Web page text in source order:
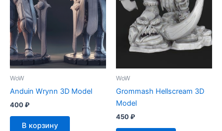
WoW
Anduin Wrynn 3D Model
400₽
В корзину
WoW
Grommash Hellscream 3D
Model
450₽